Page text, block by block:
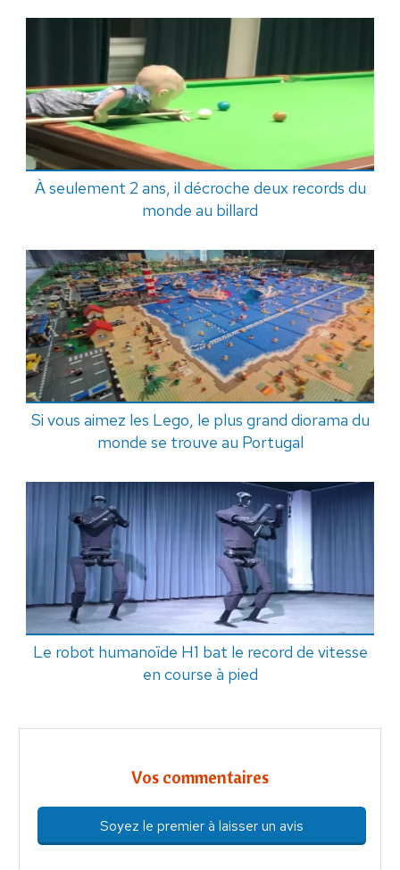
À seulement 2 ans, il décroche deux records du
monde au billard
Si vous aimez les Lego, le plus grand diorama du
monde se trouve au Portugal
Le robot humanoïde H1 bat le record de vitesse
en course à pied
Vos commentaires
Soyez le premier à laisser un avis